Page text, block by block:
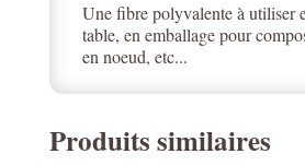
Une fibre polyvalente à utiliser
table, en emballage pour
en noeud, etc...
Produits similaires